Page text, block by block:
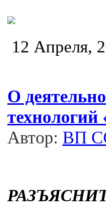
12 Апреля,
О
технологий
Автор: ВП